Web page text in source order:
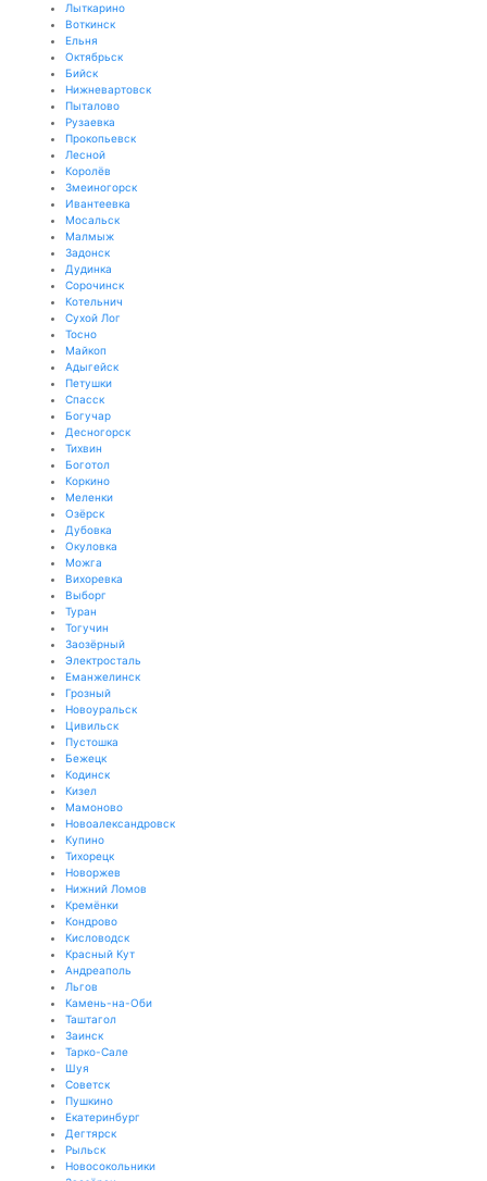
Лыткарино
Воткинск
Ельня
Октябрьск
Бийск
Нижневартовск
Пыталово
Рузаевка
Прокопьевск
Лесной
Королёв
Змеиногорск
Ивантеевка
Мосальск
Малмыж
Задонск
Дудинка
Сорочинск
Котельнич
Сухой Лог
Тосно
Майкоп
Адыгейск
Петушки
Спасск
Богучар
Десногорск
Тихвин
Боготол
Коркино
Меленки
Озёрск
Дубовка
Окуловка
Можга
Вихоревка
Выборг
Туран
Тогучин
Заозёрный
Электросталь
Еманжелинск
Грозный
Новоуральск
Цивильск
Пустошка
Бежецк
Кодинск
Кизел
Мамоново
Новоалександровск
Купино
Тихорецк
Новоржев
Нижний Ломов
Кремёнки
Кондрово
Кисловодск
Красный Кут
Андреаполь
Льгов
Камень-на-Оби
Таштагол
Заинск
Тарко-Сале
Шуя
Советск
Пушкино
Екатеринбург
Дегтярск
Рыльск
Новосокольники